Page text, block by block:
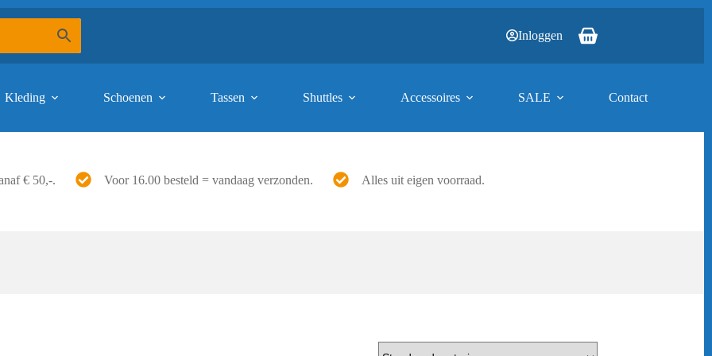
Inloggen Winkelwagen
Kleding Schoenen Tassen Shuttles Accessoires SALE Contact
€ 50,-. Voor 16.00 besteld = vandaag verzonden. Alles uit eigen voorraad.